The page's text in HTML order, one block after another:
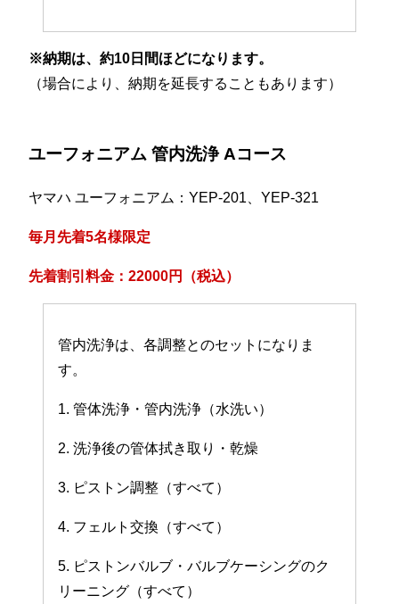
※納期は、約10日間ほどになります。
（場合により、納期を延長することもあります）
ユーフォニアム 管内洗浄 Aコース
ヤマハ ユーフォニアム：YEP-201、YEP-321
毎月先着5名様限定
先着割引料金：22000円（税込）
管内洗浄は、各調整とのセットになりま
す。
1. 管体洗浄・管内洗浄（水洗い）
2. 洗浄後の管体拭き取り・乾燥
3. ピストン調整（すべて）
4. フェルト交換（すべて）
5. ピストンバルブ・バルブケーシングのク
リーニング（すべて）